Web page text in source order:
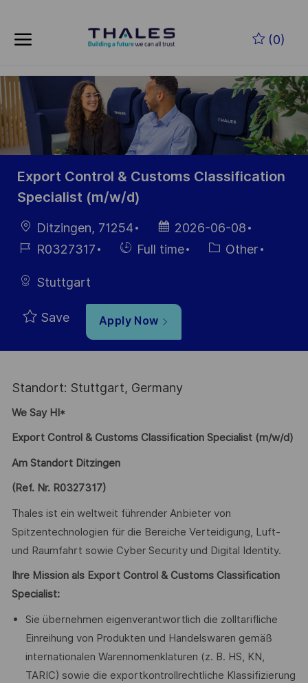
(0)
-
Export Control & Customs Classification
Specialist (m/w/d)
LocationDitzingen, 71254
Posted
Date
2026-06-08
Job R0327317
HiringFull time Category
Other
Stuttgart
Save Apply Now
Standort: Stuttgart, Germany
We Say HI*
Export Control & Customs Classification Specialist (m/w/d)
Am Standort Ditzingen
(Ref. Nr. R0327317)
Thales ist ein weltweit führender Anbieter von
Spitzentechnologien für die Bereiche Verteidigung, Luft-
und Raumfahrt sowie Cyber Security und Digital Identity.
Ihre Mission als Export Control & Customs Classification
Specialist:
Sie übernehmen eigenverantwortlich die zolltarifliche
Einreihung von Produkten und Handelswaren gemäß
internationalen Warennomenklaturen (z. B. HS, KN,
TARIC) sowie die exportkontrollrechtliche Klassifizierung